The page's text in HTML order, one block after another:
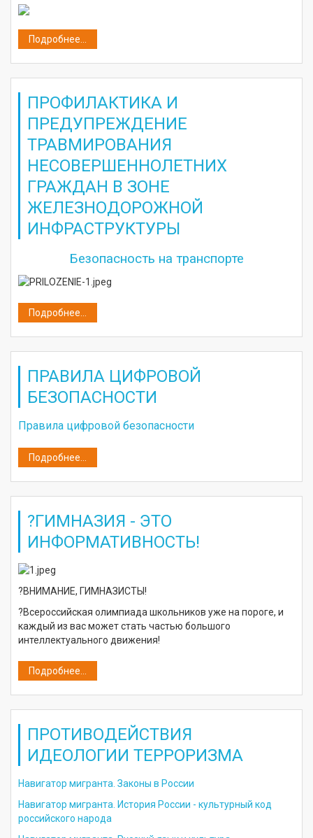
Подробнее...
ПРОФИЛАКТИКА И
ПРЕДУПРЕЖДЕНИЕ
ТРАВМИРОВАНИЯ
НЕСОВЕРШЕННОЛЕТНИХ
ГРАЖДАН В ЗОНЕ
ЖЕЛЕЗНОДОРОЖНОЙ
ИНФРАСТРУКТУРЫ
Безопасность на транспорте
Подробнее...
ПРАВИЛА ЦИФРОВОЙ
БЕЗОПАСНОСТИ
Правила цифровой безопасности
Подробнее...
?ГИМНАЗИЯ - ЭТО
ИНФОРМАТИВНОСТЬ!
?ВНИМАНИЕ, ГИМНАЗИСТЫ!
?Всероссийская олимпиада школьников уже на пороге, и
каждый из вас может стать частью большого
интеллектуального движения!
Подробнее...
ПРОТИВОДЕЙСТВИЯ
ИДЕОЛОГИИ ТЕРРОРИЗМА
Навигатор мигранта. Законы в России
Навигатор мигранта. История России - культурный код
российского народа